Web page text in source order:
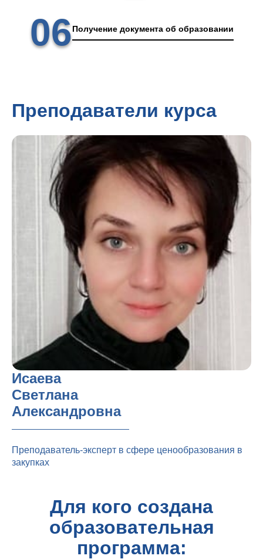
06Получение документа об образовании
Преподаватели курса
Исаева
Светлана
Александровна
Преподаватель-эксперт в сфере ценообразования в
закупках
Для кого создана
образовательная
программа: